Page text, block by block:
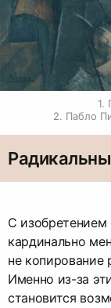
1.
2. Пабло
С изобретением
кардинально
не копирование
Именно из-за
становится